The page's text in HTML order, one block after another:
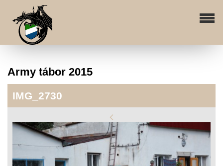
Army tábor 2015
IMG_2730